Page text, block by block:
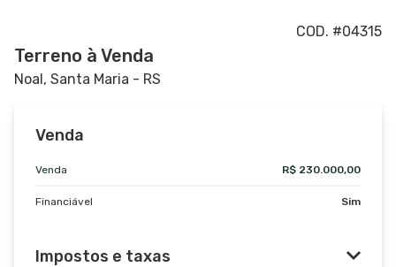
COD. #04315
Terreno à Venda
Noal, Santa Maria - RS
Venda
Venda R$ 230.000,00
Financiável Sim
Impostos e taxas